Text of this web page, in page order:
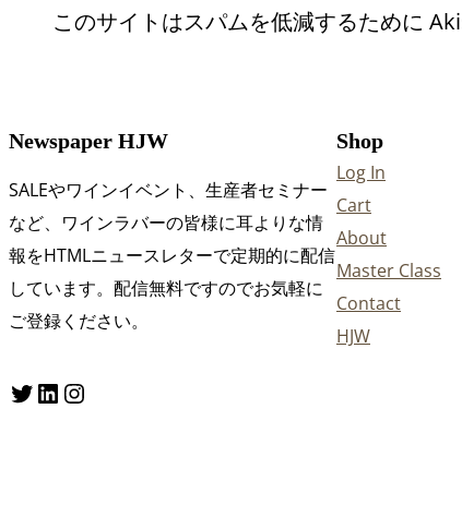
このサイトはスパムを低減するために
Newspaper HJW
SALEやワインイベント、生産者セミナー
など、ワインラバーの皆様に耳よりな情
報をHTMLニュースレターで定期的に配信
しています。配信無料ですのでお気軽に
ご登録ください。
Twitter LinkedIn Instagram
Shop
Log In
Cart
About
Master Class
Contact
HJW